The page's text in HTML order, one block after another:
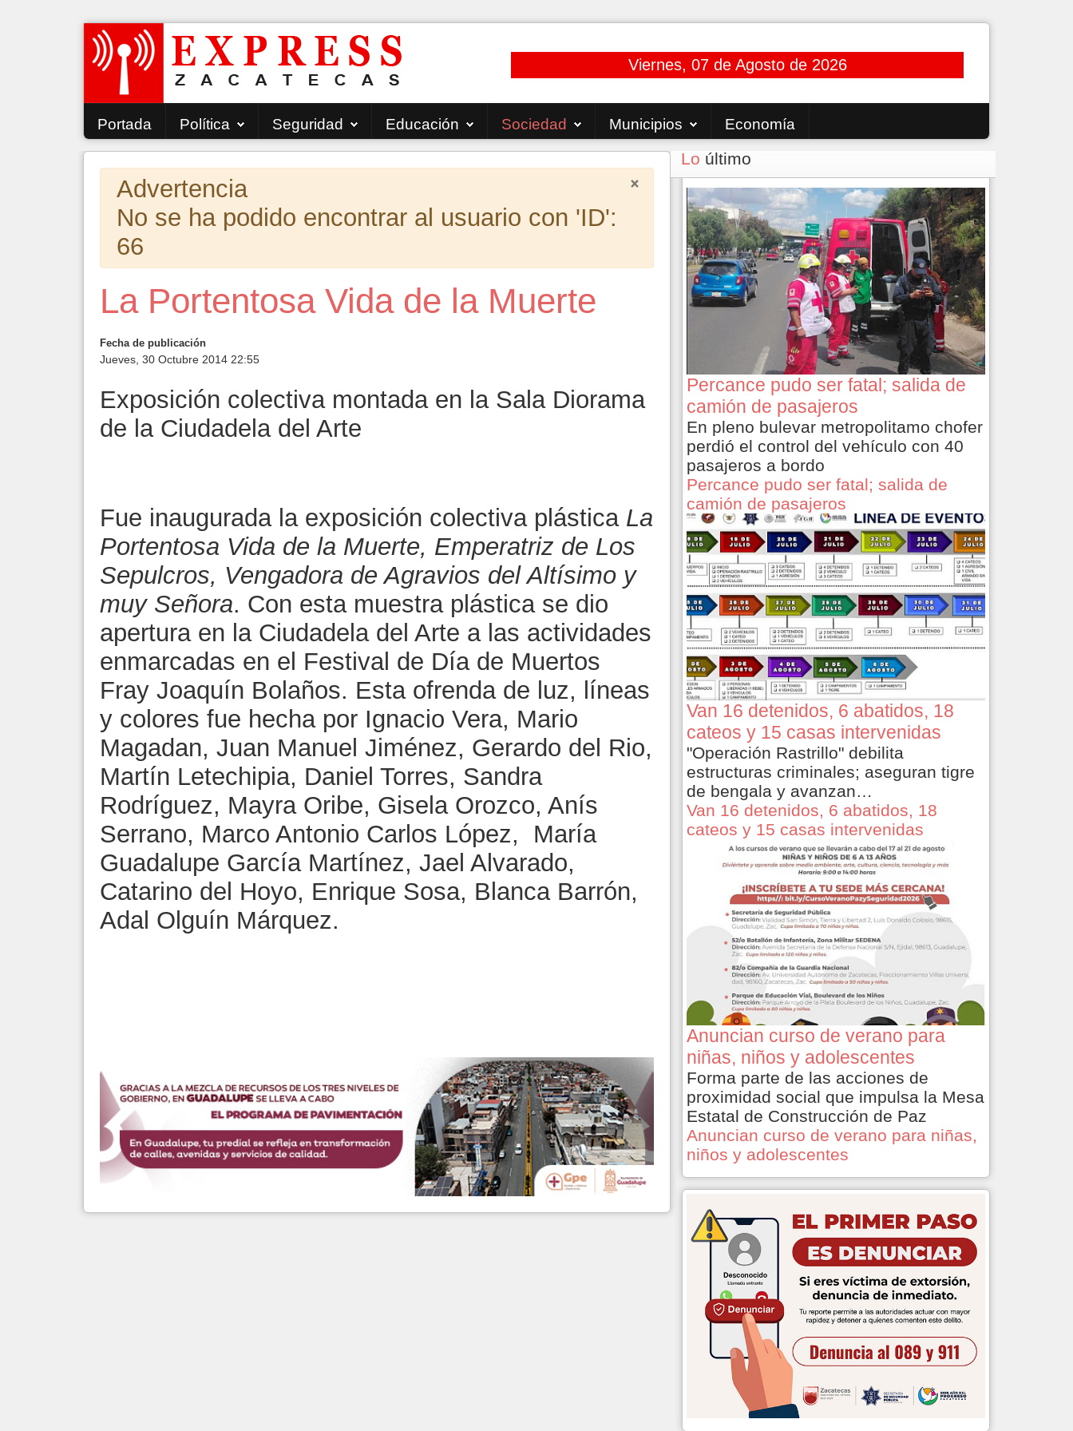
Viernes, 07 de Agosto de 2026
Portada Política Seguridad Educación Sociedad Municipios Economía
×
Advertencia
No se ha podido encontrar al usuario con 'ID':
66
La Portentosa Vida de la Muerte
Fecha de publicación
Jueves, 30 Octubre 2014 22:55
Exposición colectiva montada en la Sala Diorama
de la Ciudadela del Arte
Fue inaugurada la exposición colectiva plástica La
Portentosa Vida de la Muerte, Emperatriz de Los
Sepulcros, Vengadora de Agravios del Altísimo y
muy Señora. Con esta muestra plástica se dio
apertura en la Ciudadela del Arte a las actividades
enmarcadas en el Festival de Día de Muertos
Fray Joaquín Bolaños. Esta ofrenda de luz, líneas
y colores fue hecha por Ignacio Vera, Mario
Magadan, Juan Manuel Jiménez, Gerardo del Rio,
Martín Letechipia, Daniel Torres, Sandra
Rodríguez, Mayra Oribe, Gisela Orozco, Anís
Serrano, Marco Antonio Carlos López, María
Guadalupe García Martínez, Jael Alvarado,
Catarino del Hoyo, Enrique Sosa, Blanca Barrón,
Adal Olguín Márquez.
Lo último
Percance pudo ser fatal; salida de
camión de pasajeros
En pleno bulevar metropolitamo chofer
perdió el control del vehículo con 40
pasajeros a bordo
Percance pudo ser fatal; salida de
camión de pasajeros
Van 16 detenidos, 6 abatidos, 18
cateos y 15 casas intervenidas
"Operación Rastrillo" debilita
estructuras criminales; aseguran tigre
de bengala y avanzan…
Van 16 detenidos, 6 abatidos, 18
cateos y 15 casas intervenidas
Anuncian curso de verano para
niñas, niños y adolescentes
Forma parte de las acciones de
proximidad social que impulsa la Mesa
Estatal de Construcción de Paz
Anuncian curso de verano para niñas,
niños y adolescentes